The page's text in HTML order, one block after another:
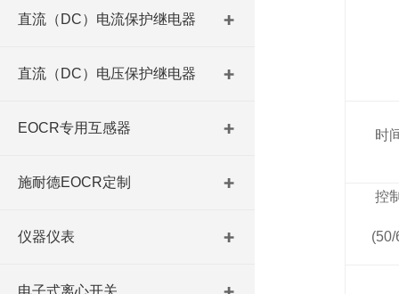
直流（DC）电流保护继电器
直流（DC）电压保护继电器
EOCR专用互感器
施耐德EOCR定制
仪器仪表
电子式离心开关
时
控